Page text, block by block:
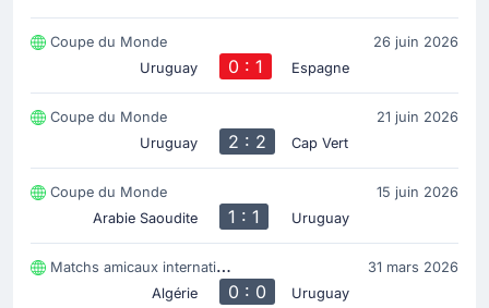
Coupe du Monde
26 juin 2026
Uruguay
0 : 1 Espagne
Coupe du Monde
21 juin 2026
Uruguay
2 : 2 Cap Vert
Coupe du Monde
15 juin 2026
Arabie Saoudite
1 : 1 Uruguay
Matchs amicaux internationaux
31 mars 2026
Algérie
0 : 0 Uruguay